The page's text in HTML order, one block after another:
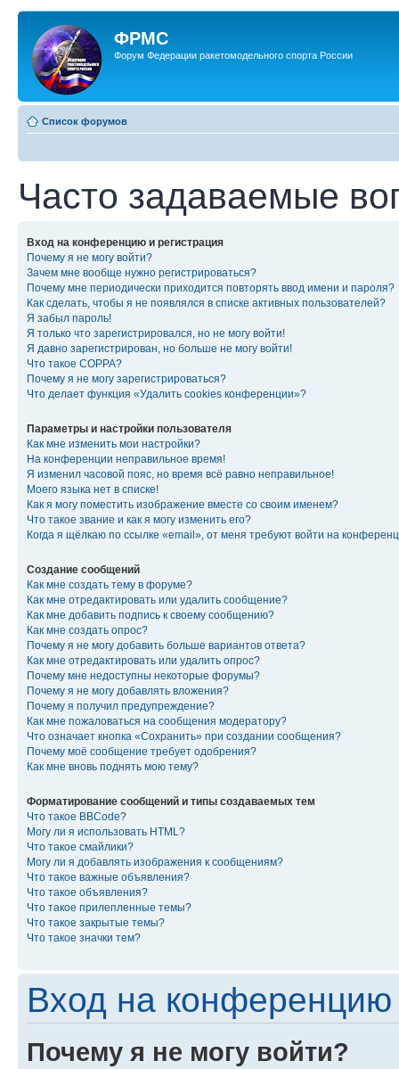
ФРМС
Форум Федерации ракетомодельного спорта России
Список форумов
Часто задаваемые
Вход на конференцию и регистрация
Почему я не могу войти?
Зачем мне вообще нужно регистрироваться?
Почему мне периодически приходится повторять ввод имени и пароля?
Как сделать, чтобы я не появлялся в списке активных пользователей?
Я забыл пароль!
Я только что зарегистрировался, но не могу войти!
Я давно зарегистрирован, но больше не могу войти!
Что такое COPPA?
Почему я не могу зарегистрироваться?
Что делает функция «Удалить cookies конференции»?
Параметры и настройки пользователя
Как мне изменить мои настройки?
На конференции неправильное время!
Я изменил часовой пояс, но время всё равно неправильное!
Моего языка нет в списке!
Как я могу поместить изображение вместе со своим именем?
Что такое звание и как я могу изменить его?
Когда я щёлкаю по ссылке «email», от меня требуют войти на
Создание сообщений
Как мне создать тему в форуме?
Как мне отредактировать или удалить сообщение?
Как мне добавить подпись к своему сообщению?
Как мне создать опрос?
Почему я не могу добавить больше вариантов ответа?
Как мне отредактировать или удалить опрос?
Почему мне недоступны некоторые форумы?
Почему я не могу добавлять вложения?
Почему я получил предупреждение?
Как мне пожаловаться на сообщения модератору?
Что означает кнопка «Сохранить» при создании сообщения?
Почему моё сообщение требует одобрения?
Как мне вновь поднять мою тему?
Форматирование сообщений и типы создаваемых тем
Что такое BBCode?
Могу ли я использовать HTML?
Что такое смайлики?
Могу ли я добавлять изображения к сообщениям?
Что такое важные объявления?
Что такое объявления?
Что такое прилепленные темы?
Что такое закрытые темы?
Что такое значки тем?
Вход на конференцию
Почему я не могу войти?